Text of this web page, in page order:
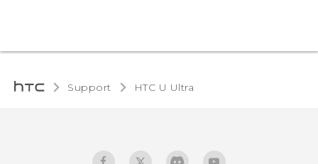
Support HTC U Ultra‎